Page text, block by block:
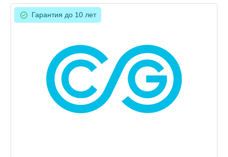
Гарантия до 10 лет